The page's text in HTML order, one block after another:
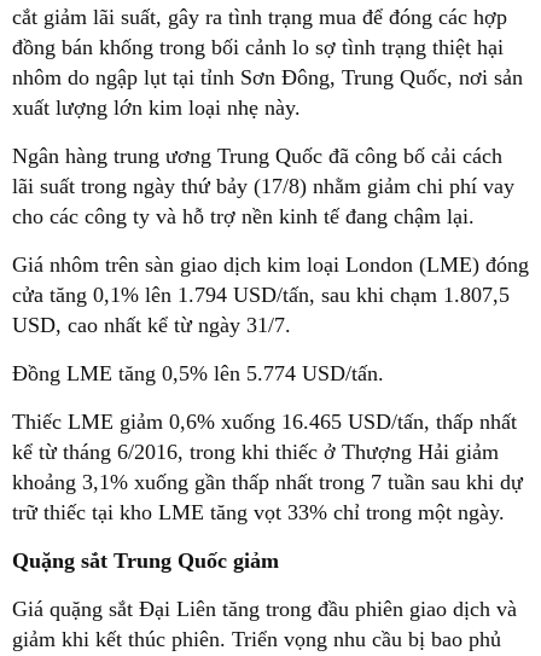
cắt giảm lãi suất, gây ra tình trạng mua để đóng các hợp
đồng bán khống trong bối cảnh lo sợ tình trạng thiệt hại
nhôm do ngập lụt tại tỉnh Sơn Đông, Trung Quốc, nơi sản
xuất lượng lớn kim loại nhẹ này.
Ngân hàng trung ương Trung Quốc đã công bố cải cách
lãi suất trong ngày thứ bảy (17/8) nhằm giảm chi phí vay
cho các công ty và hỗ trợ nền kinh tế đang chậm lại.
Giá nhôm trên sàn giao dịch kim loại London (LME) đóng
cửa tăng 0,1% lên 1.794 USD/tấn, sau khi chạm 1.807,5
USD, cao nhất kể từ ngày 31/7.
Đồng LME tăng 0,5% lên 5.774 USD/tấn.
Thiếc LME giảm 0,6% xuống 16.465 USD/tấn, thấp nhất
kể từ tháng 6/2016, trong khi thiếc ở Thượng Hải giảm
khoảng 3,1% xuống gần thấp nhất trong 7 tuần sau khi dự
trữ thiếc tại kho LME tăng vọt 33% chỉ trong một ngày.
Quặng sắt Trung Quốc giảm
Giá quặng sắt Đại Liên tăng trong đầu phiên giao dịch và
giảm khi kết thúc phiên. Triển vọng nhu cầu bị bao phủ